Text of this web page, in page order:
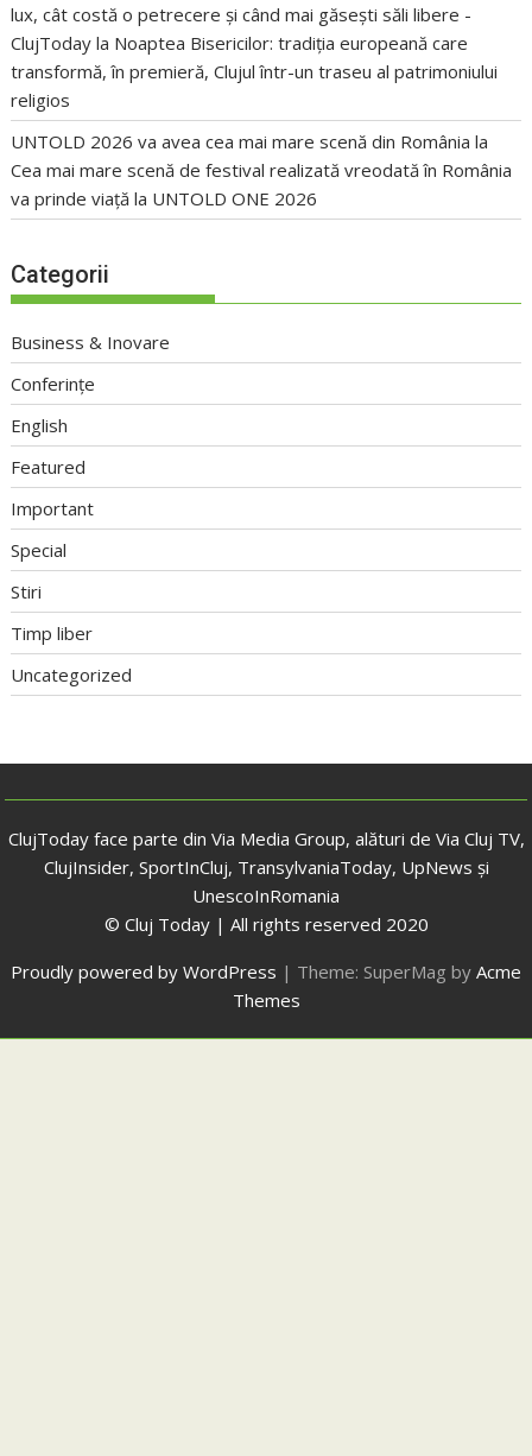
lux, cât costă o petrecere și când mai găsești săli libere -
ClujToday la Noaptea Bisericilor: tradiția europeană care
transformă, în premieră, Clujul într-un traseu al patrimoniului
religios
UNTOLD 2026 va avea cea mai mare scenă din România la
Cea mai mare scenă de festival realizată vreodată în România
va prinde viață la UNTOLD ONE 2026
Categorii
Business & Inovare
Conferințe
English
Featured
Important
Special
Stiri
Timp liber
Uncategorized
ClujToday face parte din Via Media Group, alături de Via Cluj TV,
ClujInsider, SportInCluj, TransylvaniaToday, UpNews și
UnescoInRomania
© Cluj Today | All rights reserved 2020
Proudly powered by WordPress | Theme: SuperMag by Acme
Themes